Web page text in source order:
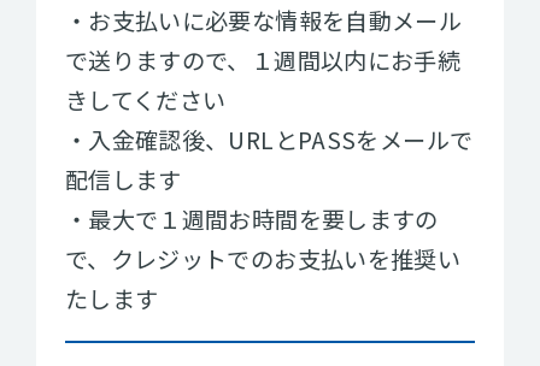
・お支払いに必要な情報を自動メール
で送りますので、１週間以内にお手続
きしてください
・入金確認後、URLとPASSをメールで
配信します
・最大で１週間お時間を要しますの
で、クレジットでのお支払いを推奨い
たします